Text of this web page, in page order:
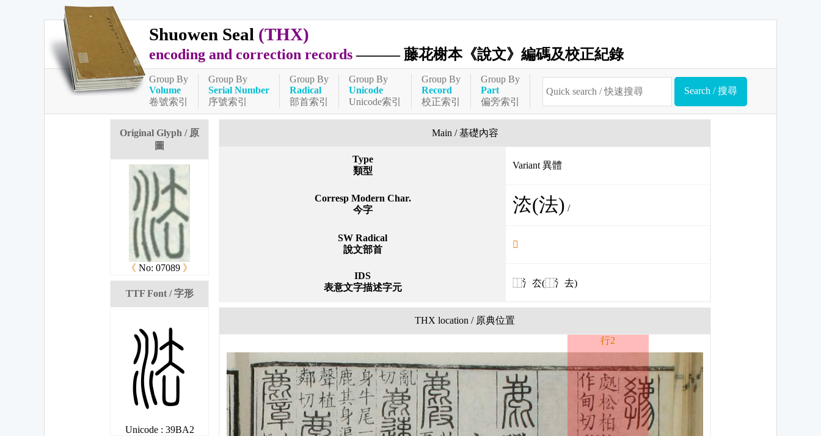
Shuowen Seal (THX)
encoding and correction records ——— 藤花榭本《說文》編碼及校正紀錄
Group By
Volume
卷號索引
Group By
Serial Number
序號索引
Group By
Radical
部首索引
Group By
Unicode
Unicode索引
Group By
Record
校正索引
Group By
Part
偏旁索引
Original Glyph / 原
圖
《 No: 07089 》
TTF Font / 字形
榢
Unicode : 39BA2
Main / 基礎內容
Type
類型
Variant 異體
Corresp Modern Char.
今字
㳒(法) /
SW Radical
說文部首
𢊁
IDS
表意文字描述字元
⿰氵厺(⿰氵去)
THX location / 原典位置
行2